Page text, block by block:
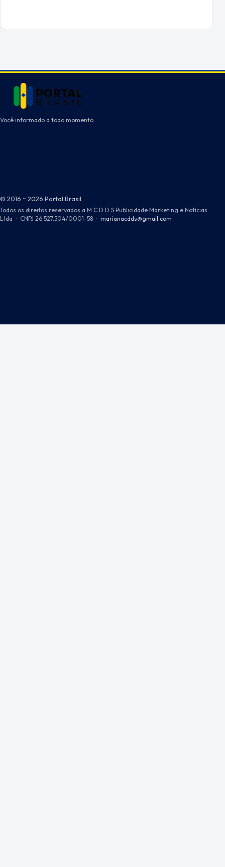
Você informado a todo momento
© 2016 ~ 2026 Portal Brasil
Todos os direitos reservados a M.C.D.D.S Publicidade Marketing e Notícias
Ltda · CNPJ 26.527.504/0001-58 · marianacdds@gmail.com